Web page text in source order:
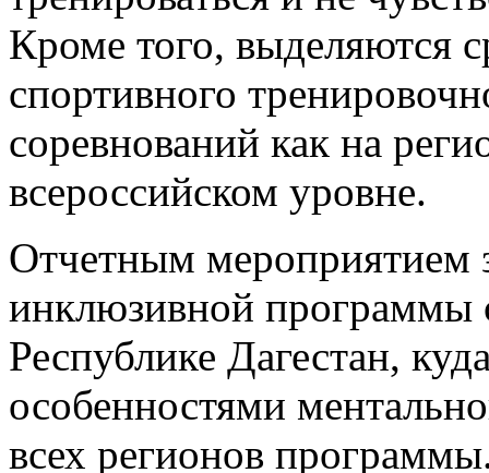
Кроме того, выделяются
спортивного
соревнований как на
всероссийском уровне.
Отчетным мероприятием
инклюзивной программы
Республике Дагестан,
особенностями
всех регионов